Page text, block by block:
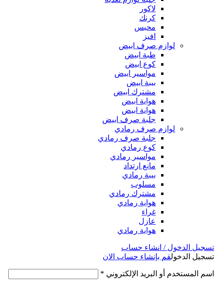
لاكور
كرنك
محبس
افيز
لوازم صرف ابيض
طبة ابيض
كوع ابيض
مواسير ابيض
بيبة ابيض
مشترك ابيض
هواية ابيض
هواية ابيض
جلبة صرف ابيض
لوازم صرف رمادي
جلبة صرف رمادي
كوع رمادي
مواسير رمادي
مانع ارتداد
بيبة رمادي
مسلوب
مشترك رمادي
هواية رمادي
غراء
عازل
هواية رمادي
تسجيل الدخول / انشاء حساب
تسجيل الدخولقم بإنشاء حساب الان
اسم المستخدم أو البريد الإلكتروني *